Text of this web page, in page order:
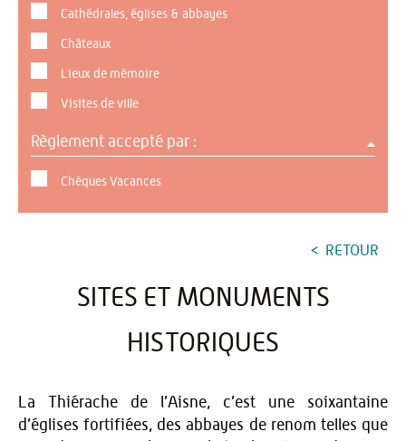
Cathédrales, églises & abbayes
Châteaux
Lieux de mémoire
Visites de ville
Règlement accepté par :
Chèques Vacances
RETOUR
SITES ET MONUMENTS
HISTORIQUES
La Thiérache de l’Aisne, c’est une soixantaine
d’églises fortifiées, des abbayes de renom telles que